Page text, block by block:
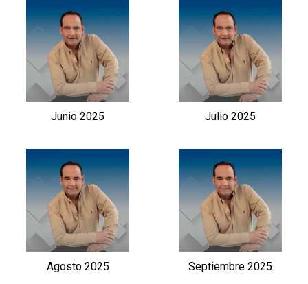
Junio 2025 Julio 2025
Agosto 2025 Septiembre 2025